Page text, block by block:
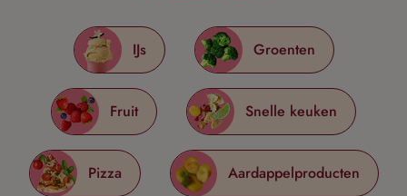
IJs Groenten
Fruit Snelle keuken
Pizza Aardappelproducten